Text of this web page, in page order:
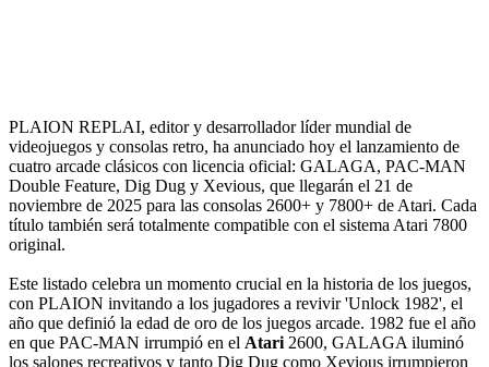
PLAION REPLAI, editor y desarrollador líder mundial de
videojuegos y consolas retro, ha anunciado hoy el lanzamiento de
cuatro arcade clásicos con licencia oficial: GALAGA, PAC-MAN
Double Feature, Dig Dug y Xevious, que llegarán el 21 de
noviembre de 2025 para las consolas 2600+ y 7800+ de Atari. Cada
título también será totalmente compatible con el sistema Atari 7800
original.
Este listado celebra un momento crucial en la historia de los juegos,
con PLAION invitando a los jugadores a revivir 'Unlock 1982', el
año que definió la edad de oro de los juegos arcade. 1982 fue el año
en que PAC-MAN irrumpió en el Atari 2600, GALAGA iluminó
los salones recreativos y tanto Dig Dug como Xevious irrumpieron